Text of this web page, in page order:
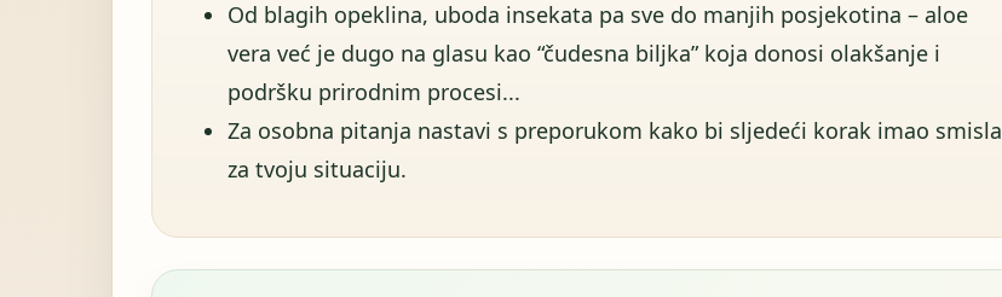
Od blagih opeklina, uboda insekata pa sve do manjih posjekotina – aloe
vera već je dugo na glasu kao “čudesna biljka” koja donosi olakšanje i
podršku prirodnim procesi...
Za osobna pitanja nastavi s preporukom kako bi sljedeći korak imao smisla
za tvoju situaciju.